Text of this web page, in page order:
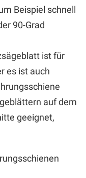
Beispiel schnell
90-Grad
ist für
es ist auch
auf dem
geeignet,